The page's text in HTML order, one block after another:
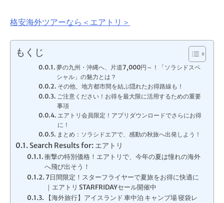
格安海外ツアーなら＜エアトリ＞
もくじ
夢の九州・沖縄へ、片道7,000円～！「ソラシドスペ
シャル」の魅力とは？
その他、地方都市間を結ぶ隠れたお得路線も！
ご注意ください！お得を最大限に活用するための重要
事項
エアトリ会員限定！アプリダウンロードでさらにお得
に！
まとめ：ソラシドエアで、感動の秋旅へ出発しよう！
Search Results for: エアトリ
衝撃の特別価格！エアトリで、今年の夏は憧れの海外
へ飛び出そう！
7日間限定！スターフライヤーで夏旅をお得に快適に
｜エアトリ STARFRIDAYセール開催中
【海外旅行】アイスランド 車中泊 キャンプ場 寝袋レ